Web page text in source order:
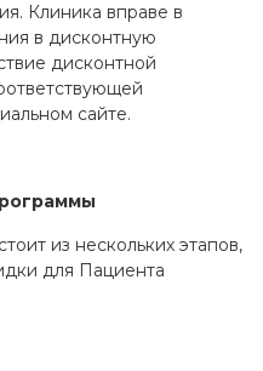
Клиника вправе в
в дисконтную
дисконтной
сайте.
из нескольких этапов,
для Пациента